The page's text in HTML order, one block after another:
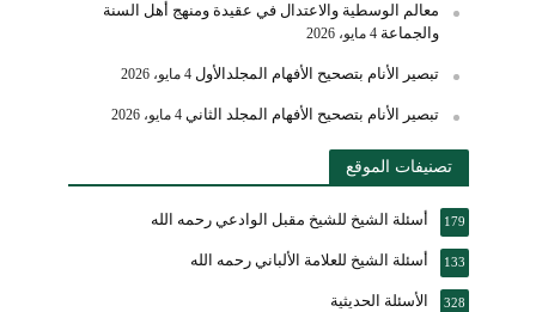
معالم الوسطية والاعتدال في عقيدة ومنهج أهل السنة
والجماعة 4 مايو، 2026
تبصير الأنام بتصحيح الأفهام المجلدالأول 4 مايو، 2026
تبصير الأنام بتصحيح الأفهام المجلد الثاني 4 مايو، 2026
تصنيفات الموقع
أسئلة الشيخ للشيخ مقبل الوادعي رحمه الله 179
أسئلة الشيخ للعلامة الألباني رحمه الله 133
الأسئلة الحديثية 328